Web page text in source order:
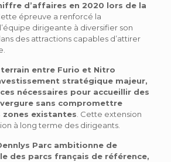
d’affaires en 2020 lors de la
épreuve a renforcé la
dirigeante à diversifier son
des attractions capables d’attirer
terrain entre Furio et Nitro
stratégique majeur,
nécessaires pour accueillir des
sans compromettre
zones existantes . Cette extension
à long terme des dirigeants.
Parc ambitionne de
des parcs français de référence,